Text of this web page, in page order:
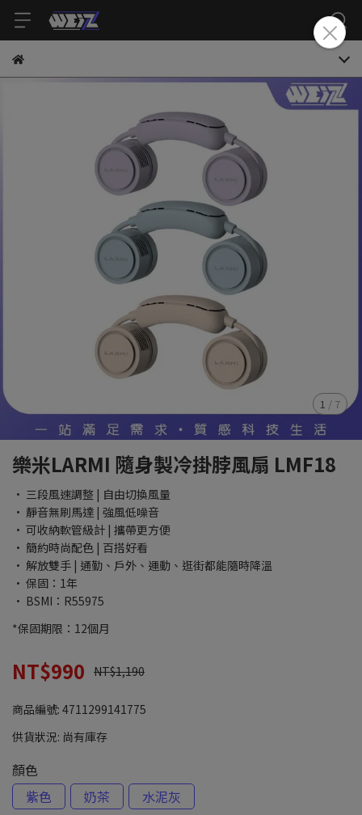
1 / 7
樂米LARMI 隨身製冷掛脖風扇 LMF18
• 三段風速調整 | 自由切換風量
• 靜音無刷馬達 | 強風低噪音
• 可收納軟管級計 | 攜帶更方便
• 簡約時尚配色 | 百搭好看
• 解放雙手 | 通勤、戶外、運動、逛街都能隨時降溫
• 保固：1年
• BSMI：R55975
*保固期限：12個月
NT$990 NT$1,190
商品編號: 4711299141775
供貨狀況: 尚有庫存
顏色
紫色
奶茶 水泥灰